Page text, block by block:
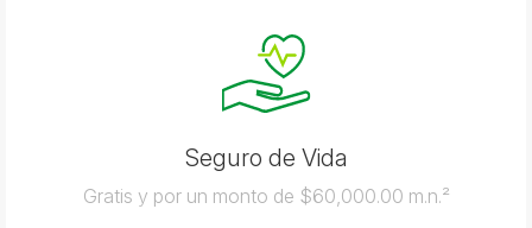
Seguro de Vida
Gratis y por un monto de $60,000.00 m.n.²